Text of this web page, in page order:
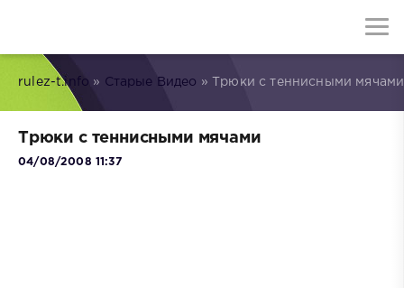
rulez-t.info » Старые Видео » Трюки с теннисными мячами
Трюки с теннисными мячами
04/08/2008 11:37